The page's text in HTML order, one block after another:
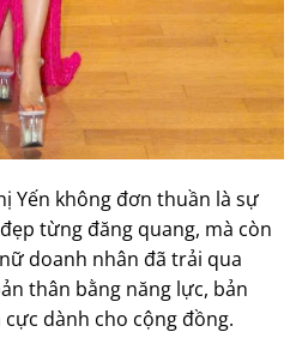
Yến không đơn thuần là sự
từng đăng quang, mà còn
doanh nhân đã trải qua
thân bằng năng lực, bản
dành cho cộng đồng.